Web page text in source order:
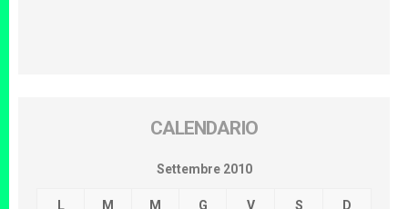
CALENDARIO
Settembre 2010
L M M G V S D